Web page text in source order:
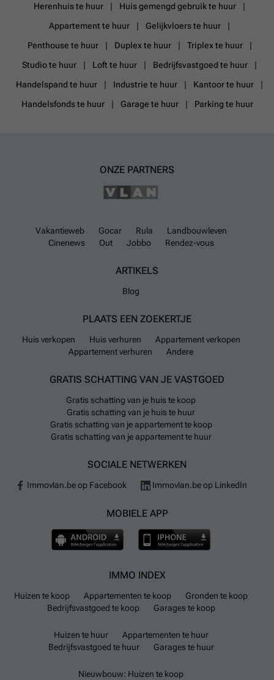
Herenhuis te huur
Huis gemengd gebruik te huur
Appartement te huur
Gelijkvloers te huur
Penthouse te huur
Duplex te huur
Triplex te huur
Studio te huur
Loft te huur
Bedrijfsvastgoed te huur
Handelspand te huur
Industrie te huur
Kantoor te huur
Handelsfonds te huur
Garage te huur Parking te huur
ONZE PARTNERS
Vakantieweb Gocar Rula
Landbouwleven
Cinenews
Out Jobbo Rendez-vous
ARTIKELS
Blog
PLAATS EEN ZOEKERTJE
Huis verkopen Huis verhuren
Appartement verkopen
Appartement verhuren
Andere
GRATIS SCHATTING VAN JE VASTGOED
Gratis schatting van je huis te koop
Gratis schatting van je huis te huur
Gratis schatting van je appartement te koop
Gratis schatting van je appartement te huur
SOCIALE NETWERKEN
Immovlan.be op Facebook Immovlan.be op LinkedIn
MOBIELE APP
IMMO INDEX
Huizen te koop Appartementen te koop
Gronden te koop
Bedrijfsvastgoed te koop
Garages te koop
Huizen te huur
Appartementen te huur
Bedrijfsvastgoed te huur
Garages te huur
Nieuwbouw: Huizen te koop